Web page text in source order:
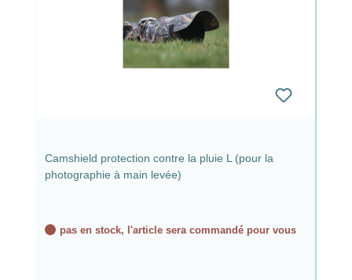
Camshield protection contre la pluie L (pour la
photographie à main levée)
pas en stock, l'article sera commandé pour vous